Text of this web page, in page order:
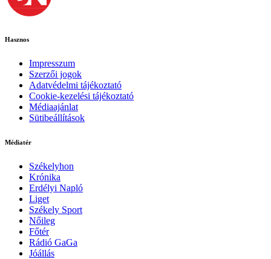
Hasznos
Impresszum
Szerzői jogok
Adatvédelmi tájékoztató
Cookie-kezelési tájékoztató
Médiaajánlat
Sütibeállítások
Médiatér
Székelyhon
Krónika
Erdélyi Napló
Liget
Székely Sport
Nőileg
Főtér
Rádió GaGa
Jóállás